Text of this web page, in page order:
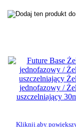
Kliknij aby